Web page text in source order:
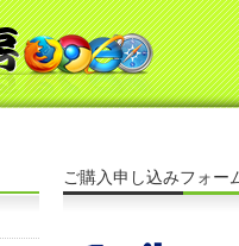
ご購入申し込みフォー